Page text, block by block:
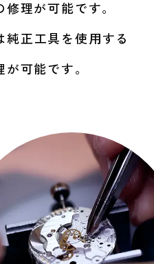
理が可能です。
純正工具を使用する
可能です。